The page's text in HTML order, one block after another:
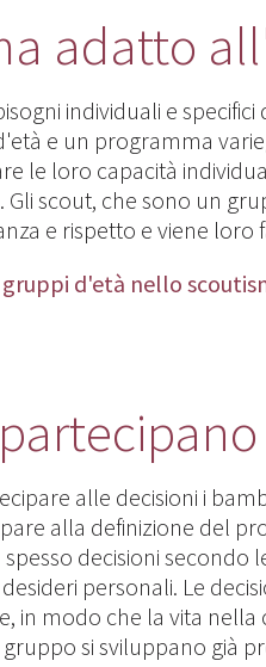
adatto
individuali e
e un programma
le loro capacità
scout, che sono un
e rispetto e viene loro
gruppi d'età nello
alle decisioni i
alla definizione del
decisioni
personali. Le
in modo che la vita
si sviluppano già